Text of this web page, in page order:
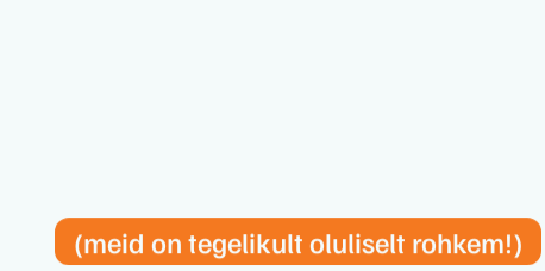
(meid on tegelikult oluliselt rohkem!)